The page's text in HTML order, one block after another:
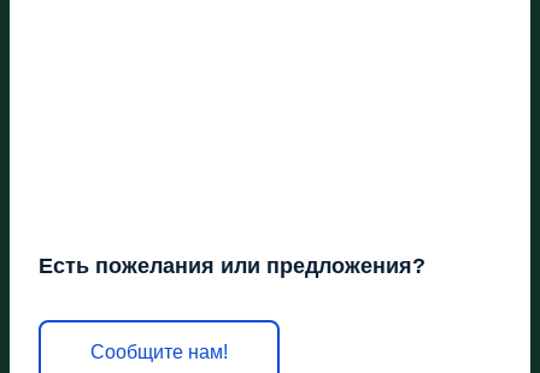
Есть пожелания или предложения?
Сообщите нам!